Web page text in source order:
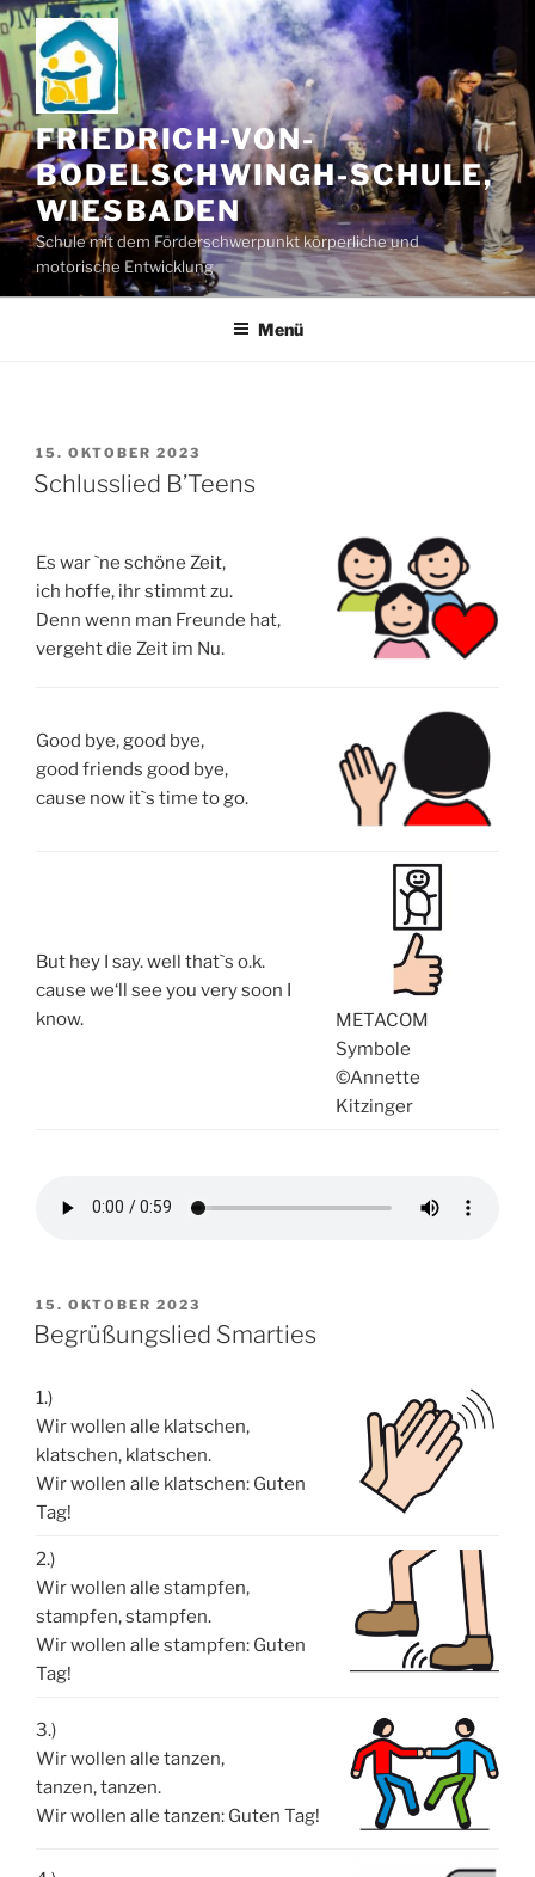
Zum
Inhalt
springen
FRIEDRICH-VON-
BODELSCHWINGH-SCHULE,
WIESBADEN
Schule mit dem Förderschwerpunkt körperliche und
motorische Entwicklung
Menü
VERÖFFENTLICHT
AM
15. OKTOBER 2023
Schlusslied B’Teens
Es war `ne schöne Zeit,
ich hoffe, ihr stimmt zu.
Denn wenn man Freunde hat,
vergeht die Zeit im Nu.
Good bye, good bye,
good friends good bye,
cause now it`s time to go.
But hey I say. well that`s o.k.
cause we‘ll see you very soon I
know.
METACOM
Symbole
©Annette
Kitzinger
VERÖFFENTLICHT
AM
15. OKTOBER 2023
Begrüßungslied Smarties
1.)
Wir wollen alle klatschen,
klatschen, klatschen.
Wir wollen alle klatschen: Guten
Tag!
2.)
Wir wollen alle stampfen,
stampfen, stampfen.
Wir wollen alle stampfen: Guten
Tag!
3.)
Wir wollen alle tanzen,
tanzen, tanzen.
Wir wollen alle tanzen: Guten Tag!